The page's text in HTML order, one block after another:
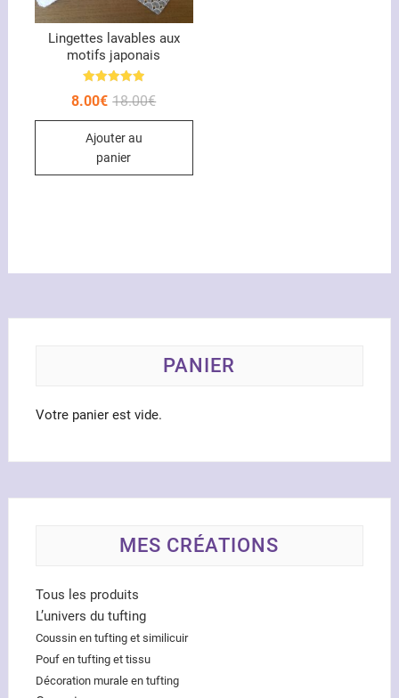
Lingettes lavables aux
motifs japonais
Note
5.0018.00€Le
initial
8.00€
Le
actuel
Ajouter au
panier
PANIER
Votre panier est vide.
MES CRÉATIONS
Tous les produits
L’univers du tufting
Coussin en tufting et similicuir
Pouf en tufting et tissu
Décoration murale en tufting